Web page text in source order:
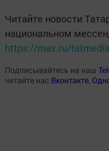
Читайте новости
национальном
https://max.ru/tatmedia
Подписывайтесь на наш
читайте нас Вконтакте,